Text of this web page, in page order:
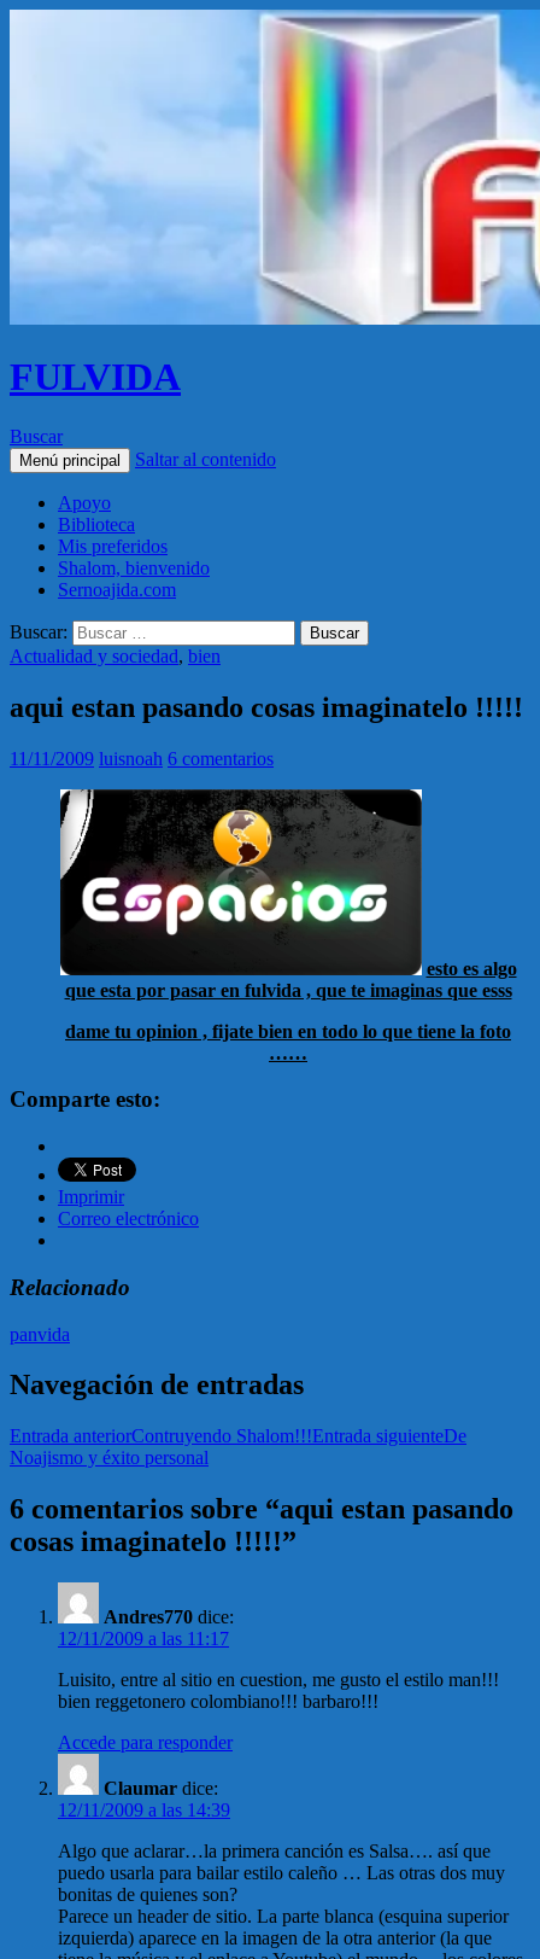
FULVIDA
Buscar
Menú principal Saltar al contenido
Apoyo
Biblioteca
Mis preferidos
Shalom, bienvenido
Sernoajida.com
Buscar:
Actualidad y sociedad, bien
aqui estan pasando cosas imaginatelo !!!!!
11/11/2009 luisnoah 6 comentarios
esto es algo
que esta por pasar en fulvida , que te imaginas que esss
dame tu opinion , fijate bien en todo lo que tiene la foto
……
Comparte esto:
Imprimir
Correo electrónico
Relacionado
panvida
Navegación de entradas
Entrada anteriorContruyendo Shalom!!!Entrada siguienteDe
Noajismo y éxito personal
6 comentarios sobre “aqui estan pasando
cosas imaginatelo !!!!!”
Andres770 dice:
12/11/2009 a las 11:17
Luisito, entre al sitio en cuestion, me gusto el estilo man!!!
bien reggetonero colombiano!!! barbaro!!!
Accede para responder
Claumar dice:
12/11/2009 a las 14:39
Algo que aclarar…la primera canción es Salsa…. así que
puedo usarla para bailar estilo caleño … Las otras dos muy
bonitas de quienes son?
Parece un header de sitio. La parte blanca (esquina superior
izquierda) aparece en la imagen de la otra anterior (la que